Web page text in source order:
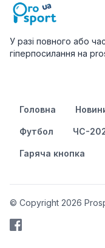
У разі повного або
гіперпосилання на
Головна
Футбол ЧС-
Гаряча кнопка
© Copyright 2026